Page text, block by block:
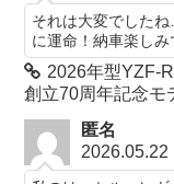
それは大変でした
に運命！納車楽しみ
2026年型YZF-
創立70周年記念モ
匿名
2026.05.22